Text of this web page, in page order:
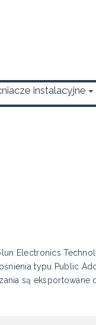
instalacyjne
Electronics
typu Public
są